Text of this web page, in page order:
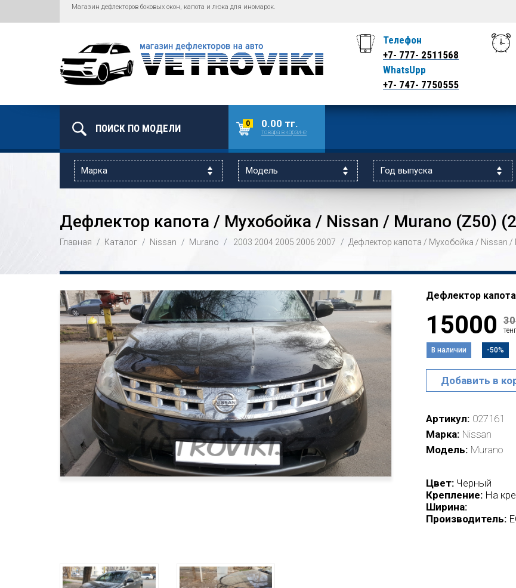
Магазин дефлекторов боковых окон, капота и люка для иномарок.
Телефон
+7- 777- 2511568
WhatsUpp
+7- 747- 7750555
0 0.00 тг.
товара в корзине
Дефлектор капота / Мухобойка / Nissan / Murano (Z50)
Главная Каталог Nissan Murano 2003 2004 2005 2006 2007 Дефлектор капота / Мухобойка / Nissan /
Дефлектор
15000
В наличии -50%
Добавить в
Артикул 027161
Марка Nissan
Модель Murano
Цвет: Черный
Крепление: На
Ширина:
Производитель: